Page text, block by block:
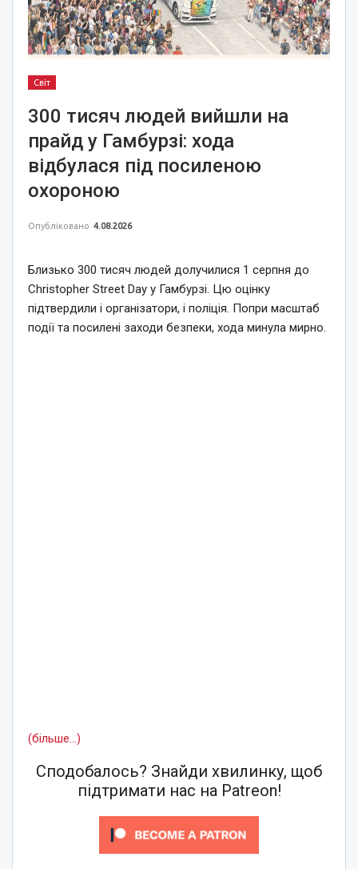
Світ
300 тисяч людей вийшли на
прайд у Гамбурзі: хода
відбулася під посиленою
охороною
Опубліковано 4.08.2026
Близько 300 тисяч людей долучилися 1 серпня до
Christopher Street Day у Гамбурзі. Цю оцінку
підтвердили і організатори, і поліція. Попри масштаб
події та посилені заходи безпеки, хода минула мирно.
(більше…)
Сподобалось? Знайди хвилинку, щоб
підтримати нас на Patreon!